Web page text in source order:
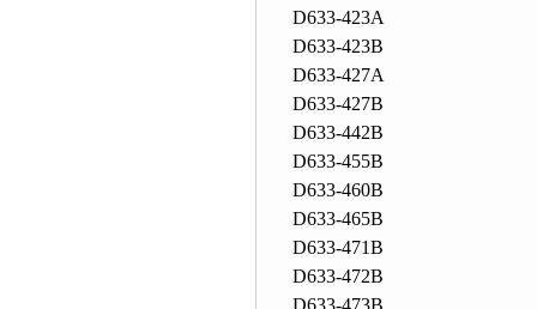
D633-423A
D633-423B
D633-427A
D633-427B
D633-442B
D633-455B
D633-460B
D633-465B
D633-471B
D633-472B
D633-473B